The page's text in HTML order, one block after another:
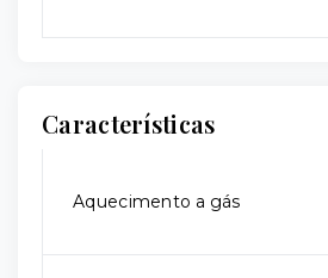
Características
Aquecimento a gás